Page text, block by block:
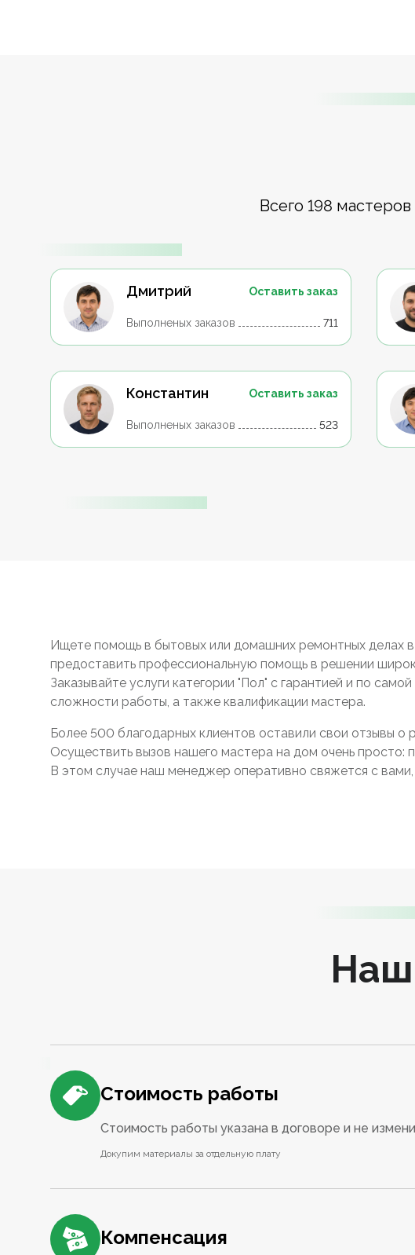
Всего 198
Дмитрий Оставить заказ
Выполненых заказов 711
Константин Оставить заказ
Выполненых заказов 523
Ищете помощь в бытовых или домашних ремонтных делах
предоставить профессиональную помощь в решении
Заказывайте услуги категории "Пол" с гарантией и по
сложности работы, а также квалификации мастера.
Более 500 благодарных клиентов оставили свои отзывы
Осуществить вызов нашего мастера на дом очень просто:
В этом случае наш менеджер оперативно свяжется с
Стоимость работы
Стоимость работы указана в договоре и не
Докупим материалы за отдельную плату
Компенсация